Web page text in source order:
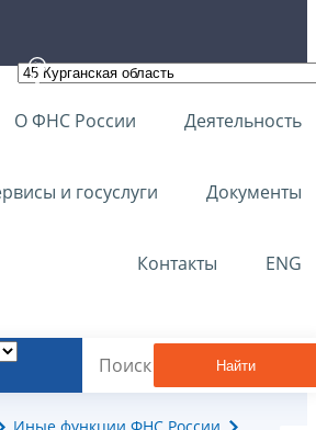
О ФНС России Деятельность
и госуслуги Документы
Контакты ENG
Найти